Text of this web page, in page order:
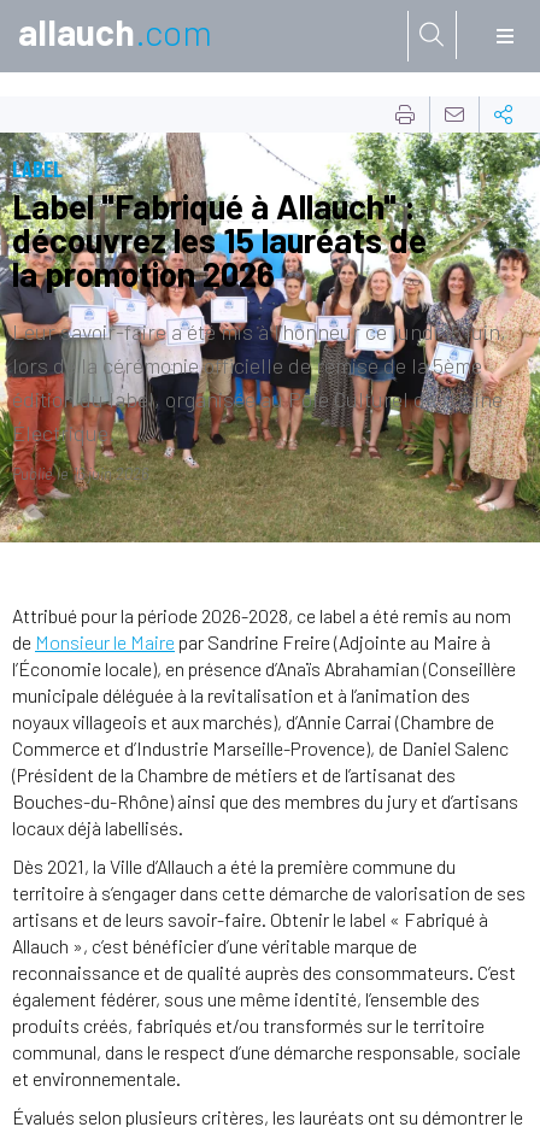
allauch.com
LABEL
Label "Fabriqué à Allauch" :
découvrez les 15 lauréats de
la promotion 2026
Leur savoir-faire a été mis à l’honneur ce lundi 15 juin,
lors de la cérémonie officielle de remise de la 5ème
édition du label, organisée au Pôle Culturel de l’Usine
Électrique.
Publié le16 juin 2026
Attribué pour la période 2026-2028, ce label a été remis au nom
de Monsieur le Maire par Sandrine Freire (Adjointe au Maire à
l’Économie locale), en présence d’Anaïs Abrahamian (Conseillère
municipale déléguée à la revitalisation et à l’animation des
noyaux villageois et aux marchés), d’Annie Carrai (Chambre de
Commerce et d’Industrie Marseille-Provence), de Daniel Salenc
(Président de la Chambre de métiers et de l’artisanat des
Bouches-du-Rhône) ainsi que des membres du jury et d’artisans
locaux déjà labellisés.
Dès 2021, la Ville d’Allauch a été la première commune du
territoire à s’engager dans cette démarche de valorisation de ses
artisans et de leurs savoir-faire. Obtenir le label « Fabriqué à
Allauch », c’est bénéficier d’une véritable marque de
reconnaissance et de qualité auprès des consommateurs. C’est
également fédérer, sous une même identité, l’ensemble des
produits créés, fabriqués et/ou transformés sur le territoire
communal, dans le respect d’une démarche responsable, sociale
et environnementale.
Évalués selon plusieurs critères, les lauréats ont su démontrer le